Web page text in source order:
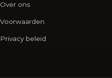
Over ons
Voorwaarden
Privacy beleid